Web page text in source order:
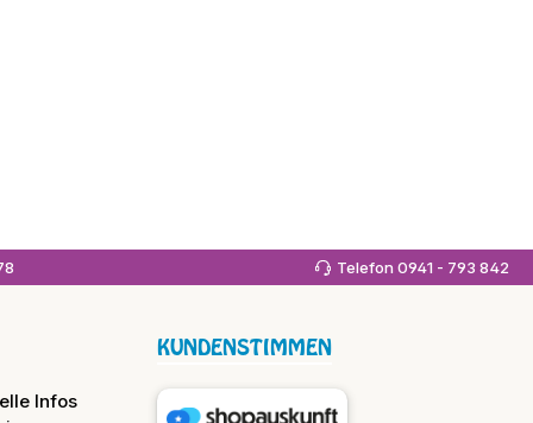
Telefon 0941 - 793 842
Infos
KUNDENSTIMMEN